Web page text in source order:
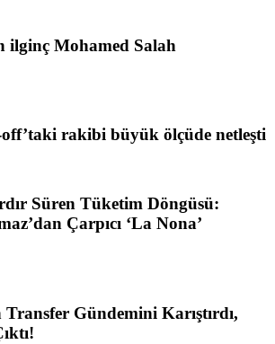
ilginç Mohamed Salah
off’taki rakibi büyük ölçüde netleşti
Süren Tüketim Döngüsü:
Çarpıcı ‘La Nona’
Gündemini Karıştırdı,